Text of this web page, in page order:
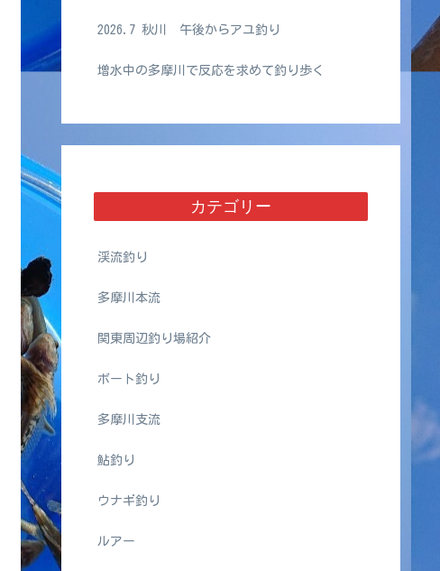
2026.7 秋川 午後からアユ釣り
増水中の多摩川で反応を求めて釣り歩く
カテゴリー
渓流釣り
多摩川本流
関東周辺釣り場紹介
ボート釣り
多摩川支流
鮎釣り
ウナギ釣り
ルアー